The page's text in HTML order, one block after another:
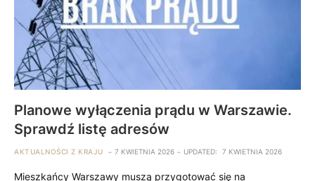
Planowe wyłączenia prądu w Warszawie.
Sprawdź listę adresów
AKTUALNOŚCI Z KRAJU 7 KWIETNIA 2026 UPDATED: 7 KWIETNIA 2026
Mieszkańcy Warszawy muszą przygotować się na